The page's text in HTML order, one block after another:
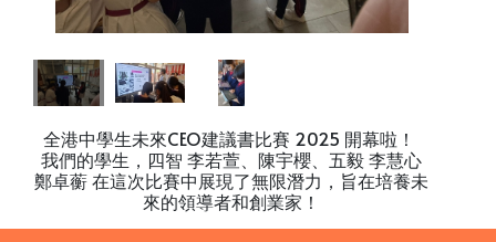
全港中學生未來CEO建議書比賽 2025 開幕啦！
我們的學生，四智 李若萱、陳宇櫻、五毅 李慧心
鄭卓蘅 在這次比賽中展現了無限潛力，旨在培養未
來的領導者和創業家！